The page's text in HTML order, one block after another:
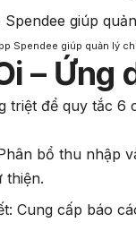
Spendee giúp quản lý
– Ứng
triệt để quy tắc
bổ thu nhập
thiện.
Cung cấp báo